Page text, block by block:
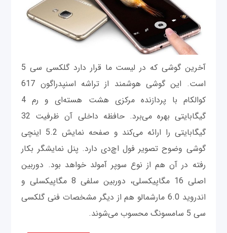
آخرین گوشی که در لیست ما قرار دارد گلکسی سی 5
است. این گوشی هوشمند از تراشه اسنپدراگون 617
کوالکام با پردازنده مرکزی هشت هسته‌ای و رم 4
گیگابایتی بهره می‌برد. حافظه داخلی آن ظرفیت 32
گیگابایتی را ارائه می‌کند و صفحه نمایش 5.2 اینچی
گوشی وضوح تصویر فول اچ‌دی دارد. پنل نمایشگر بکار
رفته در آن هم از نوع سوپر آمولد خواهد بود. دوربین
اصلی 16 مگاپیکسلی، دوربین سلفی 8 مگاپیکسلی و
اندروید 6.0 مارشمالو هم از دیگر مشخصات فنی گلکسی
سی 5 سامسونگ محسوب می‌شوند.